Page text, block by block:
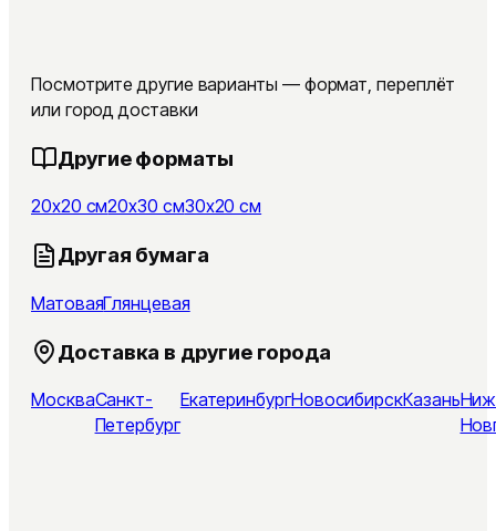
Посмотрите другие варианты — формат, переплёт
или город доставки
Другие форматы
20x20 см20x30 см30x20 см
Другая бумага
МатоваяГлянцевая
Доставка в другие города
МоскваСанкт-
Петербург
ЕкатеринбургНовосибирскКазань